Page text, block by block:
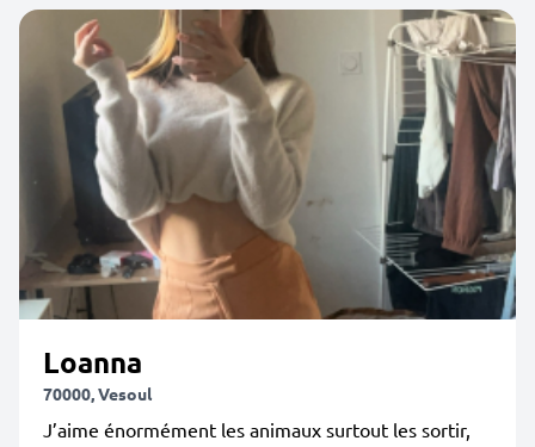
Loanna
70000, Vesoul
J’aime énormément les animaux surtout les sortir,